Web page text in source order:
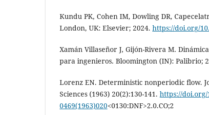
Kundu PK, Cohen IM, Dowling DR,
London, UK: Elsevier; 2024. https://doi.org/
Xamán Villaseñor J, Gijón-Rivera M.
para ingenieros. Bloomington (IN): Palibrio;
Lorenz EN. Deterministic nonperiodic flow.
Sciences (1963) 20(2):130-141. https://doi.org/
0469(1963)020<0130:DNF>2.0.CO;2